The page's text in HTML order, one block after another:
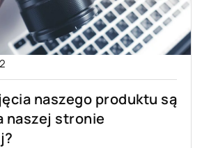
naszego produktu są
naszej stronie